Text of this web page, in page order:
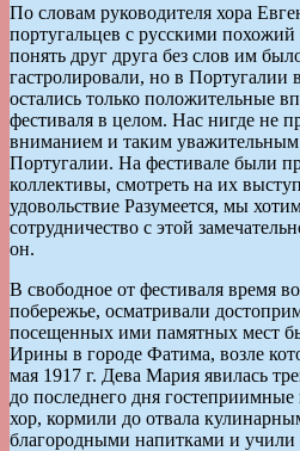
По словам руководителя хора
португальцев с русскими
понять друг друга без слов им
гастролировали, но в Португалии
остались только положительные
фестиваля в целом. Нас нигде не
вниманием и таким
Португалии. На фестивале были
коллективы, смотреть на их
удовольствие Разумеется, мы
сотрудничество с этой
он.
В свободное от фестиваля время
побережье, осматривали
посещенных ими памятных мест
Ирины в городе Фатима, возле
мая 1917 г. Дева Мария явилась
до последнего дня гостеприимные
хор, кормили до отвала
благородными напитками и учили